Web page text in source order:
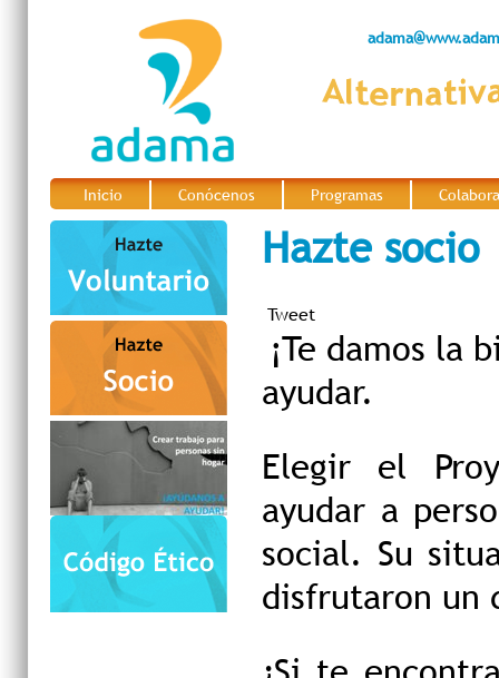
Inicio Conócenos Programas Colabora
Hazte socio
Tweet
¡Te damos la
ayudar.
Elegir el
ayudar a
social. Su
disfrutaron un